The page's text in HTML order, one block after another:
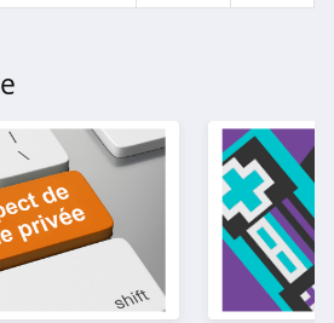
4.7
4.7
Cobra
4.7